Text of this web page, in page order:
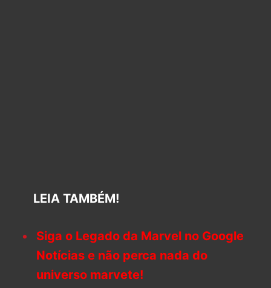
LEIA TAMBÉM!
Siga o Legado da Marvel no Google
Notícias e não perca nada do
universo marvete!